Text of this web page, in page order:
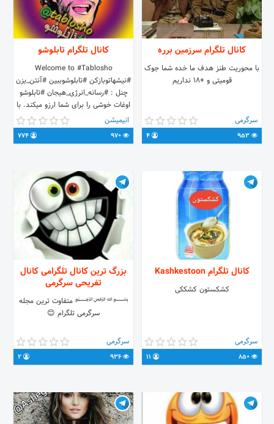
کانال تلگرام سرزمین بررە
با محوریت طنز هدف ما خده شما جوک
قومیتی و +18 نداریم
سرگرمی
کانال تلگرام تابلوشو
Welcome to #Tablosho
#نیشهاتوبازکن #تابلوشوببین #آنتن_بزن
چنل : #رسانه_انرژی_هیجان #تابلوشو
اوغات خوشی را برای شما ارزو میکند. با
مجموعه قسمتهای #تابلوشو همراه
باشید، افتخارما همراهی با شما عزیزان
است. از پیامها و ابراز علاقه شما عزیزان
INSTAGRAM.COM/TABLOSHO
انیمیشن
کانال تلگرام Kashkestoon
کشکستون کشککی
سرگرمی
بزرگ ترین کانال تلگرامی کانال
تفریحی سرگرمی
﷽ متفاوت ترین مجله
سرگرمی تلگرام 😊
سرگرمی